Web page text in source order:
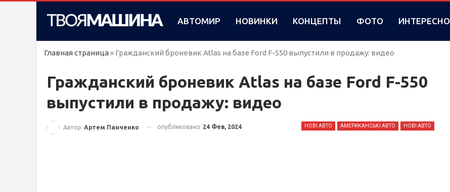
АВТОМИР НОВИНКИ КОНЦЕПТЫ ФОТО ИНТЕРЕСНО
Главная страница » Гражданский броневик Atlas на базе Ford F-550 выпустили в продажу: видео
Гражданский броневик Atlas на базе Ford F-550
выпустили в продажу: видео
НОВІ АВТО АМЕРИКАНСЬКІ АВТО НОВІ АВТО
Автор Артем Панченко опубликовано 24 Фев, 2024